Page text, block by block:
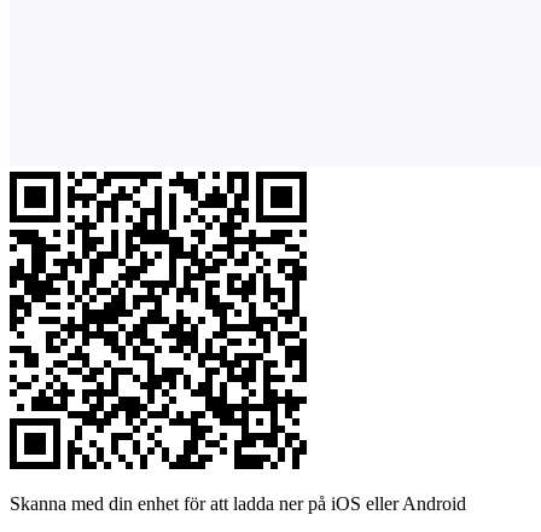
Skanna med din enhet för att ladda ner på iOS eller Android